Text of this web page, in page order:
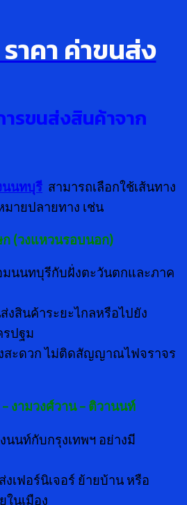
าคา ค่าขนส่ง
ารขนส่งสินค้าจาก
นนทบุรี สามารถเลือกใช้เส้นทาง
ายปลายทาง เช่น
(วงแหวนรอบนอก)
มนนทบุรีกับฝั่งตะวันตกและภาค
งสินค้าระยะไกลหรือไปยัง
รปฐม
สะดวก ไม่ติดสัญญาณไฟจราจร
งามวงศ์วาน – ติวานนท์
นนท์กับกรุงเทพฯ อย่างมี
เฟอร์นิเจอร์ ย้ายบ้าน หรือ
ในเมือง